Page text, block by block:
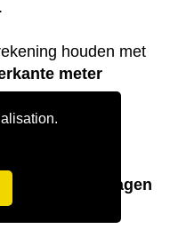
houden met
meter
bedragen